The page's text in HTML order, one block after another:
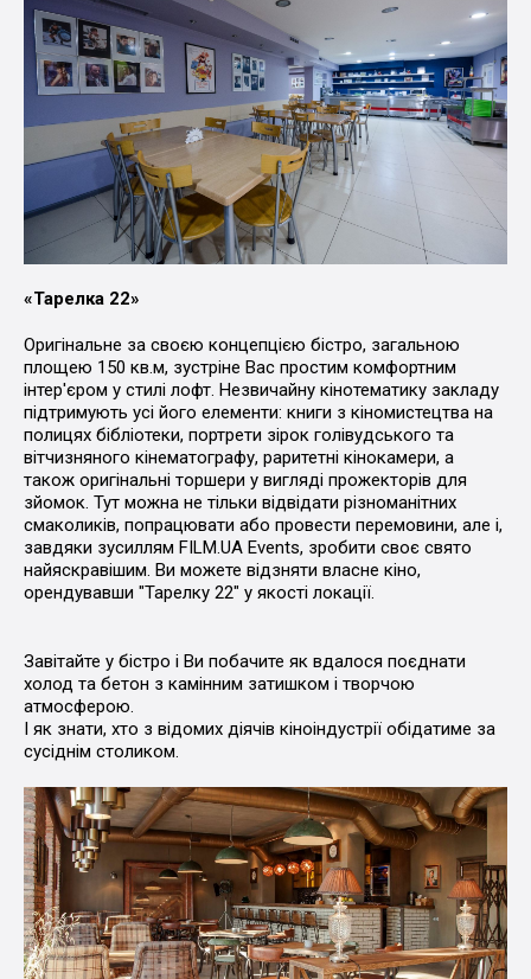
«Тарелка 22»
Оригінальне за своєю концепцією бістро, загальною
площею 150 кв.м, зустріне Вас простим комфортним
інтер'єром у стилі лофт. Незвичайну кінотематику закладу
підтримують усі його елементи: книги з кіномистецтва на
полицях бібліотеки, портрети зірок голівудського та
вітчизняного кінематографу, раритетні кінокамери, а
також оригінальні торшери у вигляді прожекторів для
зйомок. Тут можна не тільки відвідати різноманітних
смаколиків, попрацювати або провести перемовини, але і,
завдяки зусиллям FILM.UA Events, зробити своє свято
найяскравішим. Ви можете відзняти власне кіно,
орендувавши "Тарелку 22" у якості локації.
Завітайте у бістро і Ви побачите як вдалося поєднати
холод та бетон з камінним затишком і творчою
атмосферою.
І як знати, хто з відомих діячів кіноіндустрії обідатиме за
сусіднім столиком.